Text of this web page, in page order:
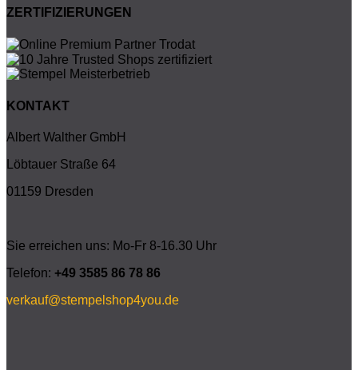
ZERTIFIZIERUNGEN
KONTAKT
Albert Walther GmbH
Löbtauer Straße 64
01159 Dresden
Sie erreichen uns: Mo-Fr 8-16.30 Uhr
Telefon: +49 3585 86 78 86
verkauf@stempelshop4you.de